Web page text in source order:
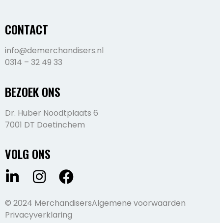
CONTACT
info@demerchandisers.nl
0314 – 32 49 33
BEZOEK ONS
Dr. Huber Noodtplaats 6
7001 DT Doetinchem
VOLG ONS
© 2024 MerchandisersAlgemene voorwaarden
Privacyverklaring